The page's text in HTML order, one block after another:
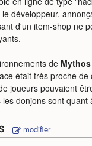
le développeur,
d'un item-shop ne
de Mythos
était très proche de
joueurs pouvaient
donjons sont quant
modifier